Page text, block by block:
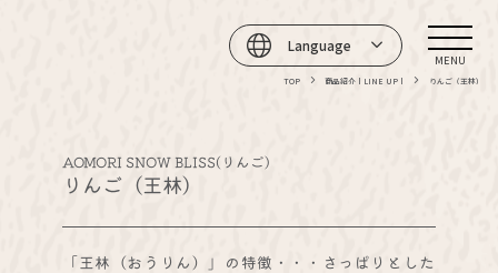
Language
MENU
TOP 商品紹介 | LINE UP | りんご（王林）
AOMORI SNOW BLISS(りんご)
りんご（王林）
「王林（おうりん）」の特徴・・・さっぱりとした